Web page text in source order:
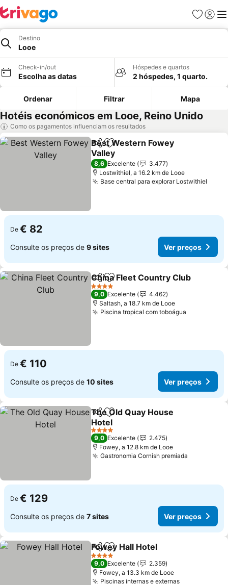
Favoritos
Iniciar
Destino
Looe
Check-in/out
Escolha as datas
Hóspedes e quartos
2 hóspedes, 1 quarto.
Ordenar Filtrar Mapa
Hotéis económicos em Looe, Reino Unido
Como os pagamentos influenciam os resultados
PartilharAdicionar aos favoritos
Best Western Fowey
Valley
8,6 Excelente
3.477
Lostwithiel, a 16.2 km de Looe
Base central para explorar Lostwithiel
De € 82
Consulte os preços de 9 sites Ver preços
PartilharAdicionar aos favoritos
China Fleet Country Club
4 Estrelas
9,0 Excelente
4.462
Saltash, a 18.7 km de Looe
Piscina tropical com toboágua
De € 110
Consulte os preços de 10 sites Ver preços
PartilharAdicionar aos favoritos
The Old Quay House
Hotel
4 Estrelas
9,0 Excelente
2.475
Fowey, a 12.8 km de Looe
Gastronomia Cornish premiada
De € 129
Consulte os preços de 7 sites Ver preços
PartilharAdicionar aos favoritos
Fowey Hall Hotel
4 Estrelas
9,0 Excelente
2.359
Fowey, a 13.3 km de Looe
Piscinas internas e externas